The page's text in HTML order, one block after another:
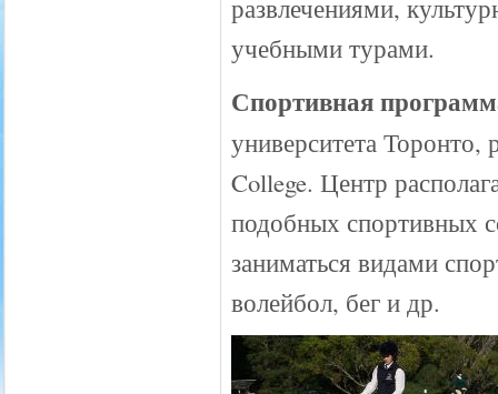
развлечениями,
учебными турами.
Спортивная
университета
College. Центр
подобных спортивных
заниматься видами
волейбол, бег и др.